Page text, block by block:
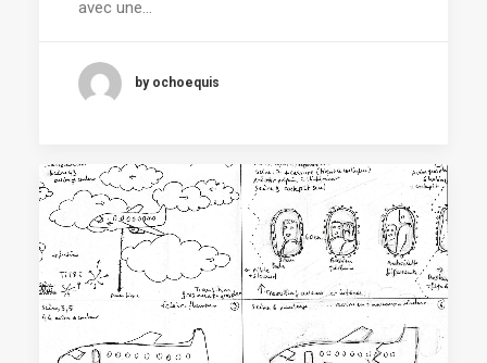
avec une…
by ochoequis